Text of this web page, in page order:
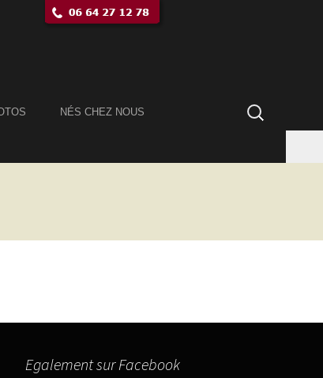
NÉS CHEZ NOUS Rechercher :
Egalement sur Facebook